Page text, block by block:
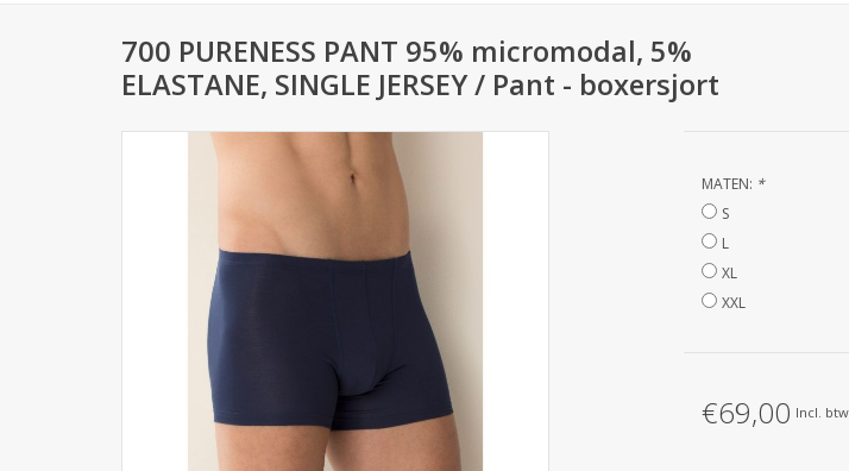
700 PURENESS PANT 95% micromodal, 5%
ELASTANE, SINGLE JERSEY / Pant - boxersjort
MATEN: *
S
L
XL
XXL
€69,00 Incl. btw